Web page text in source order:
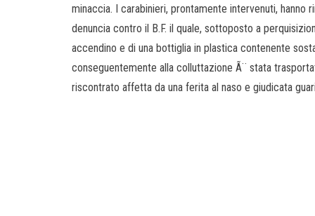
minaccia. I carabinieri, prontamente intervenuti,
denuncia contro il B.F. il quale, sottoposto a
accendino e di una bottiglia in plastica contenente
conseguentemente alla colluttazione Ã¨ stata
riscontrato affetta da una ferita al naso e giudicata